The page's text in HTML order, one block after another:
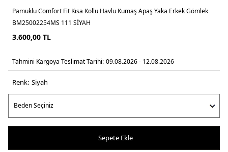
Pamuklu Comfort Fit Kısa Kollu Havlu Kumaş Apaş Yaka Erkek Gömlek
BM25002254MS 111 SİYAH
3.600,00 TL
Tahmini Kargoya Teslimat Tarihi: 09.08.2026 - 12.08.2026
Renk: si̇yah
Sepete Ekle